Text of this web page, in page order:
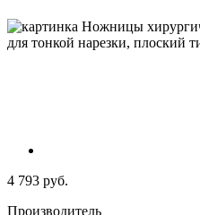
4 793 руб.
Производитель